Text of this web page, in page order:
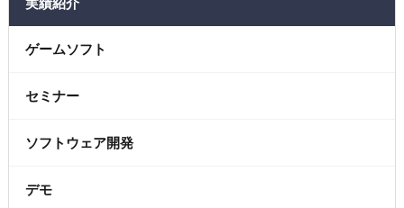
実績紹介
ゲームソフト
セミナー
ソフトウェア開発
デモ